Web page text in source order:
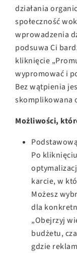
działania
społeczność
wprowadzenia
podsuwa Ci
kliknięcie
wypromować i
Bez wątpienia
skomplikowana
Możliwości,
Po
karcie, w
Możesz
dla
„Obejrzyj
budżetu,
gdzie